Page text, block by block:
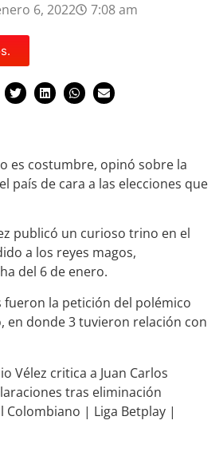
6, 2022 7:08 am
es costumbre, opinó sobre la
país de cara a las elecciones que
publicó un curioso trino en el
a los reyes magos,
del 6 de enero.
fueron la petición del polémico
en donde 3 tuvieron relación con